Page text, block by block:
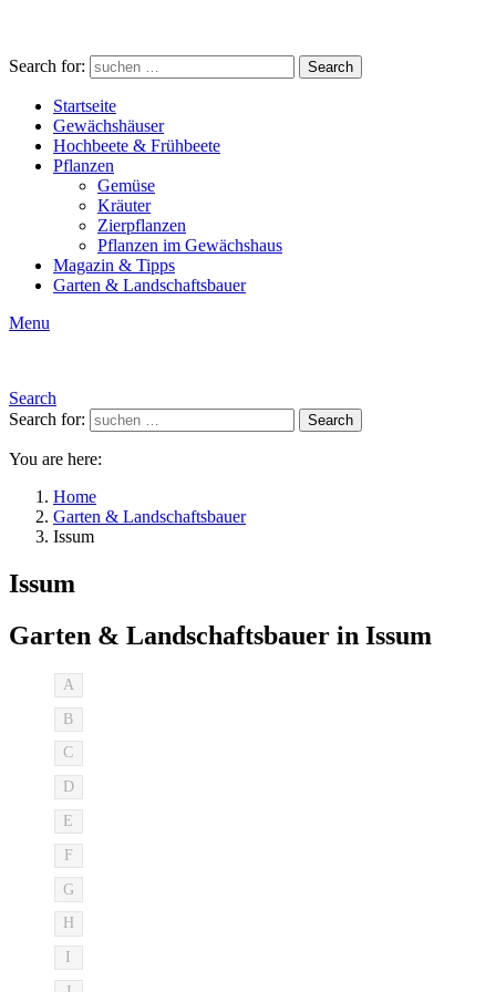
Search for: Search
Startseite
Gewächshäuser
Hochbeete & Frühbeete
Pflanzen
Gemüse
Kräuter
Zierpflanzen
Pflanzen im Gewächshaus
Magazin & Tipps
Garten & Landschaftsbauer
Menu
Search
Search for:
Search
You are here:
Home
Garten & Landschaftsbauer
Issum
Issum
Garten & Landschaftsbauer in Issum
A
B
C
D
E
F
G
H
I